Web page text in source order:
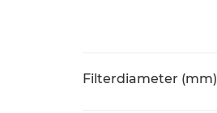
Filterdiameter (mm)